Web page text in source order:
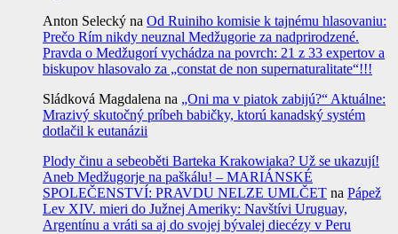
Anton Selecký na Od Ruiniho komisie k tajnému hlasovaniu:
Prečo Rím nikdy neuznal Medžugorie za nadprirodzené.
Pravda o Medžugorí vychádza na povrch: 21 z 33 expertov a
biskupov hlasovalo za „constat de non supernaturalitate“!!!
Sládková Magdalena na „Oni ma v piatok zabijú?“ Aktuálne:
Mrazivý skutočný príbeh babičky, ktorú kanadský systém
dotlačil k eutanázii
Plody činu a sebeoběti Barteka Krakowiaka? Už se ukazují!
Aneb Medžugorje na paškálu! – MARIÁNSKÉ
SPOLEČENSTVÍ: PRAVDU NELZE UMLČET na Pápež
Lev XIV. mieri do Južnej Ameriky: Navštívi Uruguay,
Argentínu a vráti sa aj do svojej bývalej diecézy v Peru